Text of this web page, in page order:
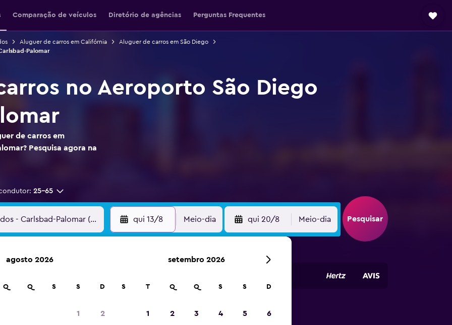
Comparação de veículos Diretório de agências Perguntas Frequentes
Aluguer de carros em Califórnia
Aluguer de carros em São Diego
Palomar
no Aeroporto São Diego
de carros em
Pesquisa agora na
25-65
qui 13/8 Meio-dia qui 20/8 Meio-dia Pesquisar
agosto 2026
Q Q S S D
1 2
setembro 2026
S T Q Q S S D
1 2 3 4 5 6